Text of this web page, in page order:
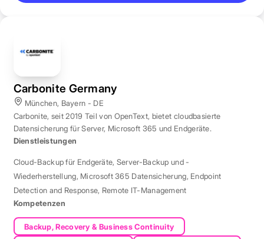
Carbonite Germany
München, Bayern - DE
Carbonite, seit 2019 Teil von OpenText, bietet cloudbasierte
Datensicherung für Server, Microsoft 365 und Endgeräte.
Dienstleistungen
Cloud-Backup für Endgeräte, Server-Backup und -
Wiederherstellung, Microsoft 365 Datensicherung, Endpoint
Detection and Response, Remote IT-Management
Kompetenzen
Backup, Recovery & Business Continuity